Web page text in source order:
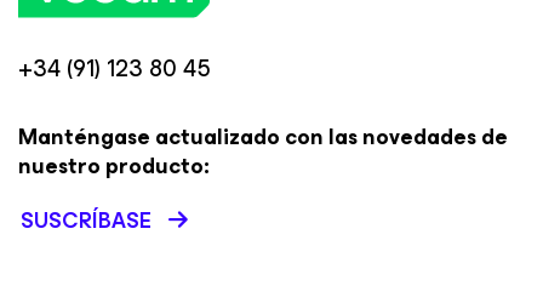
+34 (91) 123 80 45
Manténgase actualizado con las novedades de
nuestro producto:
SUSCRÍBASE